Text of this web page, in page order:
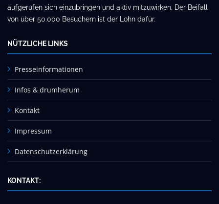
aufgerufen sich einzubringen und aktiv mitzuwirken. Der Beifall
von über 50.000 Besuchern ist der Lohn dafür.
NÜTZLICHE LINKS
Presseinformationen
Infos & drumherum
Kontakt
Impressum
Datenschutzerklärung
KONTAKT: